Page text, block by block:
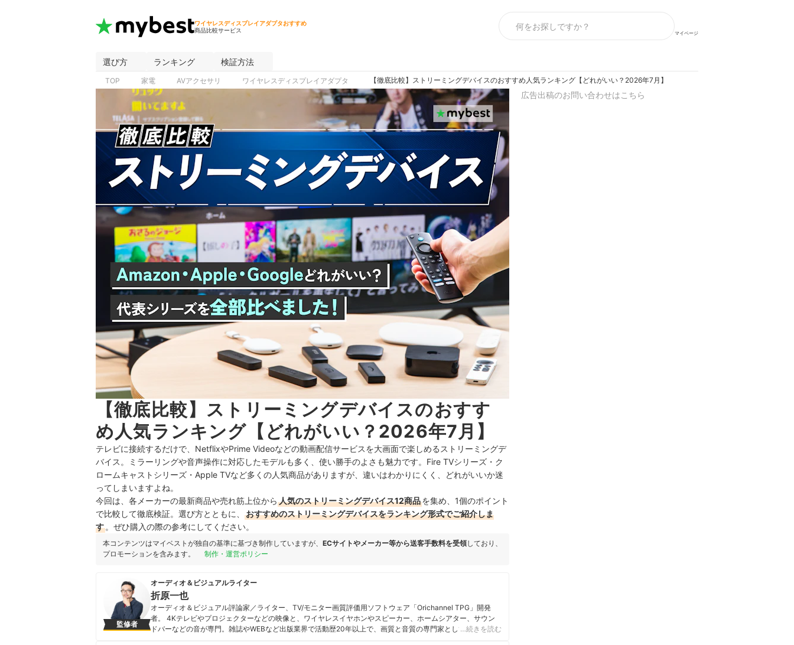
ワイヤレスディスプレイアダプタおすすめ
商品比較サービス
マイページ
選び方 ランキング 検証方法
TOP 家電 AVアクセサリ ワイヤレスディスプレイアダプタ 【徹底比較】ストリーミングデバイスのおすすめ人気ランキング【どれがいい？2026年7月】
【徹底比較】ストリーミングデバイスのおすす
め人気ランキング【どれがいい？2026年7月】
テレビに接続するだけで、NetflixやPrime Videoなどの動画配信サービスを大画面で楽しめるストリーミングデ
バイス。ミラーリングや音声操作に対応したモデルも多く、使い勝手のよさも魅力です。Fire TVシリーズ・ク
ロームキャストシリーズ・Apple TVなど多くの人気商品がありますが、違いはわかりにくく、どれがいいか迷
ってしまいますよね。
今回は、各メーカーの最新商品や売れ筋上位から 人気のストリーミングデバイス12商品を集め、1個のポイント
で比較して徹底検証。選び方とともに、
おすすめのストリーミングデバイスをランキング形式でご紹介しま
す 。ぜひ購入の際の参考にしてください。
本コンテンツはマイベストが独自の基準に基づき制作していますが、 ECサイトやメーカー等から送客手数料を受領しており、
プロモーションを含みます。
制作・運営ポリシー
監修者
オーディオ＆ビジュアルライター
折原一也
オーディオ＆ビジュアル評論家／ライター、TV/モニター画質評価用ソフトウェア「Orichannel TPG」開発
者。 4Kテレビやプロジェクターなどの映像と、ワイヤレスイヤホンやスピーカー、ホームシアター、サウン
ドバーなどの音が専門。雑誌やWEBなど出版業界で活動歴20年以上で、画質と音質の専門家として3000製品
…続きを読む
広告出稿のお問い合わせはこちら